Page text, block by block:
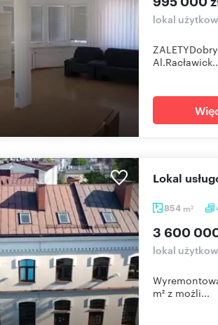
lokal
854 m2
Lokal
3 600
lokal
m² z możli...